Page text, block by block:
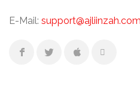
E-Mail: support@ajliinzah.com